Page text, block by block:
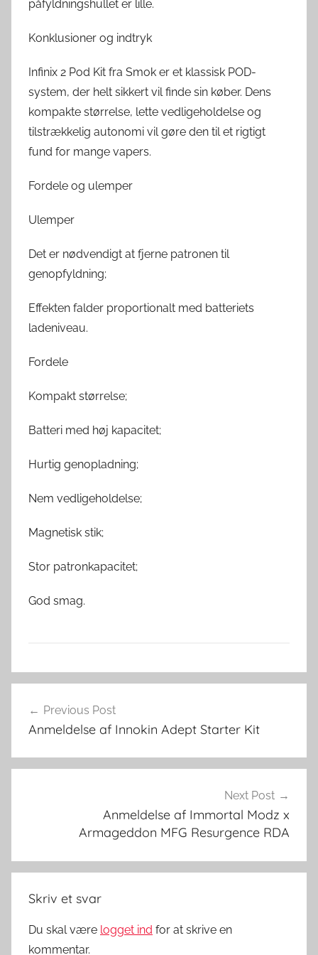
påfyldningshullet er lille.
Konklusioner og indtryk
Infinix 2 Pod Kit fra Smok er et klassisk POD-
system, der helt sikkert vil finde sin køber. Dens
kompakte størrelse, lette vedligeholdelse og
tilstrækkelig autonomi vil gøre den til et rigtigt
fund for mange vapers.
Fordele og ulemper
Ulemper
Det er nødvendigt at fjerne patronen til
genopfyldning;
Effekten falder proportionalt med batteriets
ladeniveau.
Fordele
Kompakt størrelse;
Batteri med høj kapacitet;
Hurtig genopladning;
Nem vedligeholdelse;
Magnetisk stik;
Stor patronkapacitet;
God smag.
K
s
–
D
a
Previous Post
Anmeldelse af Innokin Adept Starter Kit
Next Post
Anmeldelse af Immortal Modz x
Armageddon MFG Resurgence RDA
Skriv et svar
Du skal være logget ind for at skrive en
kommentar.